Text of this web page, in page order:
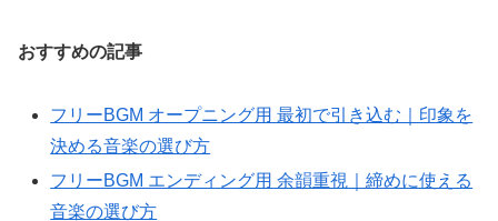
おすすめの記事
フリーBGM オープニング用 最初で引き込む｜印象を
決める音楽の選び方
フリーBGM エンディング用 余韻重視｜締めに使える
音楽の選び方